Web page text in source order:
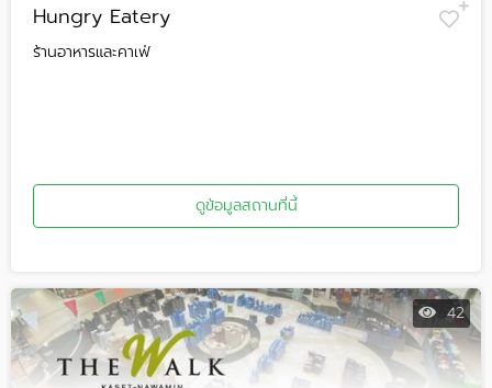
Hungry Eatery
ร้านอาหารและคาเฟ่
ดูข้อมูลสถานที่นี้
42